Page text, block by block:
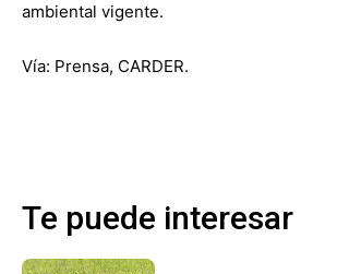
ambiental vigente.
Vía: Prensa, CARDER.
Te puede interesar